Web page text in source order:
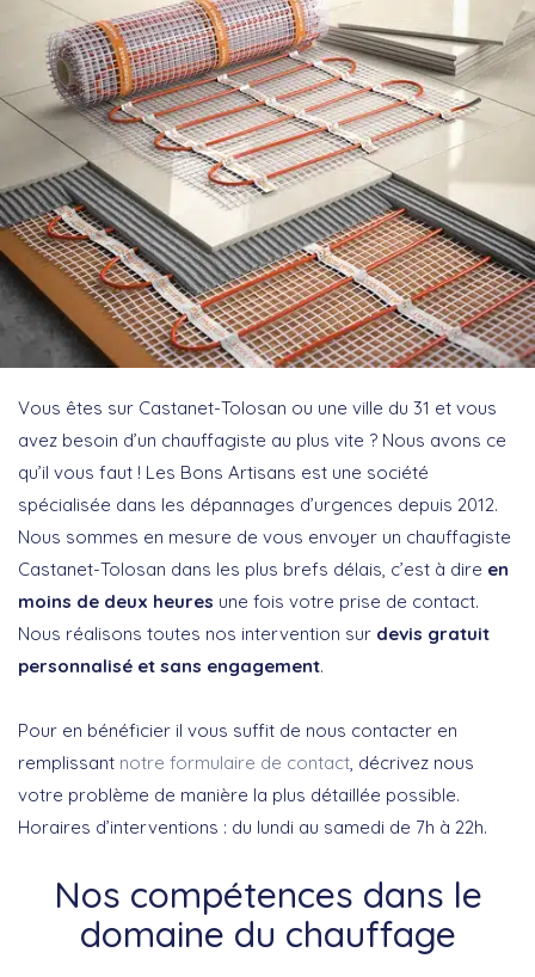
Vous êtes sur Castanet-Tolosan ou une ville du 31 et vous
avez besoin d’un chauffagiste au plus vite ? Nous avons ce
qu’il vous faut ! Les Bons Artisans est une société
spécialisée dans les dépannages d’urgences depuis 2012.
Nous sommes en mesure de vous envoyer un chauffagiste
Castanet-Tolosan dans les plus brefs délais, c’est à dire en
moins de deux heures une fois votre prise de contact.
Nous réalisons toutes nos intervention sur devis gratuit
personnalisé et sans engagement.
Pour en bénéficier il vous suffit de nous contacter en
remplissant notre formulaire de contact , décrivez nous
votre problème de manière la plus détaillée possible.
Horaires d’interventions : du lundi au samedi de 7h à 22h.
Nos compétences dans le
domaine du chauffage